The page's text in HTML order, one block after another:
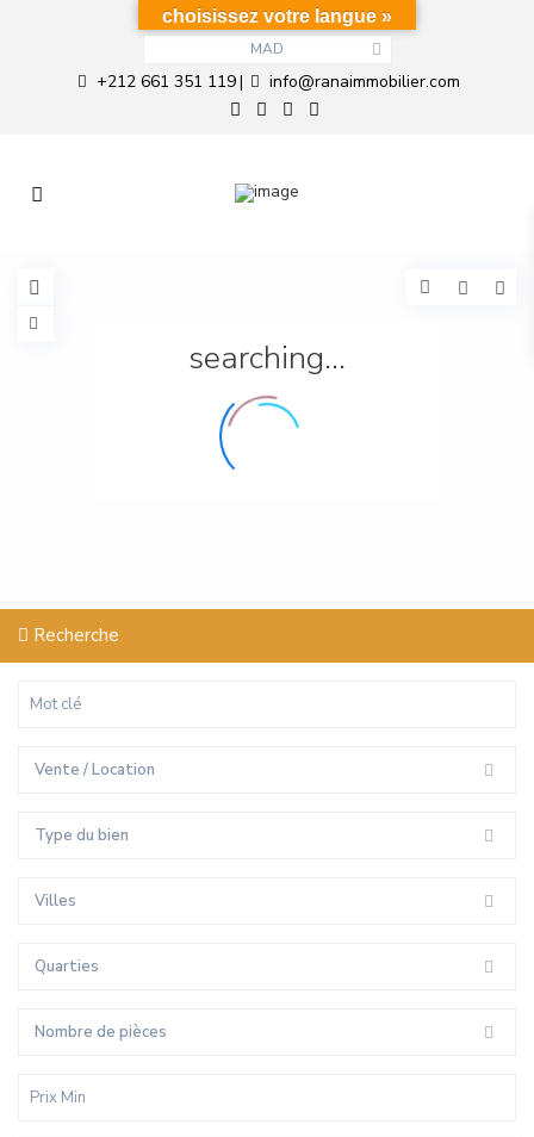
MAD
+212 661 351 119| info@ranaimmobilier.com
searching...
Recherche
Vente / Location
Type du bien
Villes
Quarties
Nombre de pièces
choisissez votre langue »